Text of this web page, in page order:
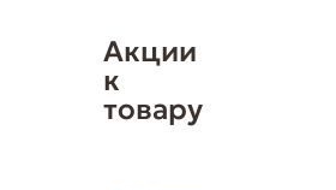
Акции
к
товару